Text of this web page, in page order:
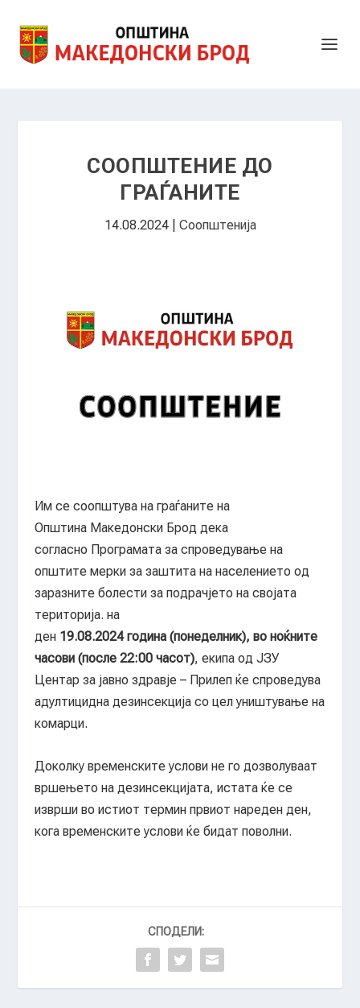
СООПШТЕНИЕ ДО
ГРАЃАНИТЕ
14.08.2024| Соопштенија
Им се соопштува на граѓаните на
Општина Македонски Брод дека
согласно Програмата за спроведување на
општите мерки за заштита на населението од
заразните болести за подрачјето на својата
територија. на
ден 19.08.2024 година (понеделник), во ноќните
часови (после 22:00 часот), екипа од ЈЗУ
Центар за јавно здравје – Прилеп ќе спроведува
адултицидна дезинсекција со цел уништување на
комарци.
Доколку временските услови не го дозволуваат
вршењето на дезинсекцијата, истата ќе се
изврши во истиот термин првиот нареден ден,
кога временските услови ќе бидат поволни.
СПОДЕЛИ: